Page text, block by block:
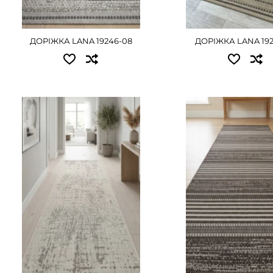
2.00 - 1620 грн
ДЕТАЛЬНІШЕ
ДОРІЖКА LANA 19246-08
1.50 - 1215 грн
2.00 - 1620 грн
ДОРІЖКА LANA
Доступні розміри:
0.50 - 405 грн
0.60 - 495 грн
0.67 - 540 грн
0.80 - 630 грн
1.00 - 810 грн
1.20 - 990 грн
1.50 - 1215 грн
Доступні розміри:
0.50 - 405 грн
0.60 - 495 грн
0.67 - 540 грн
0.80 - 630 грн
1.00 - 810 грн
1.20 - 990 грн